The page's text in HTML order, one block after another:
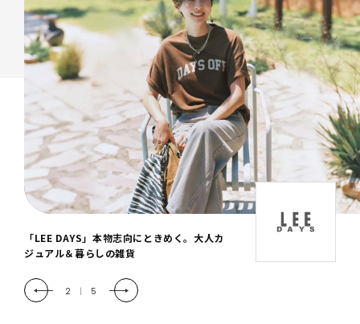
「LEE DAYS」本物志向にときめく。大人カ
ジュアル＆暮らしの雑貨
2 | 5